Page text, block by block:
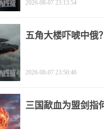
2026-08-07 23:13:54
五角大楼吓唬中俄
2026-08-07 23:50:46
三国歃血为盟剑指